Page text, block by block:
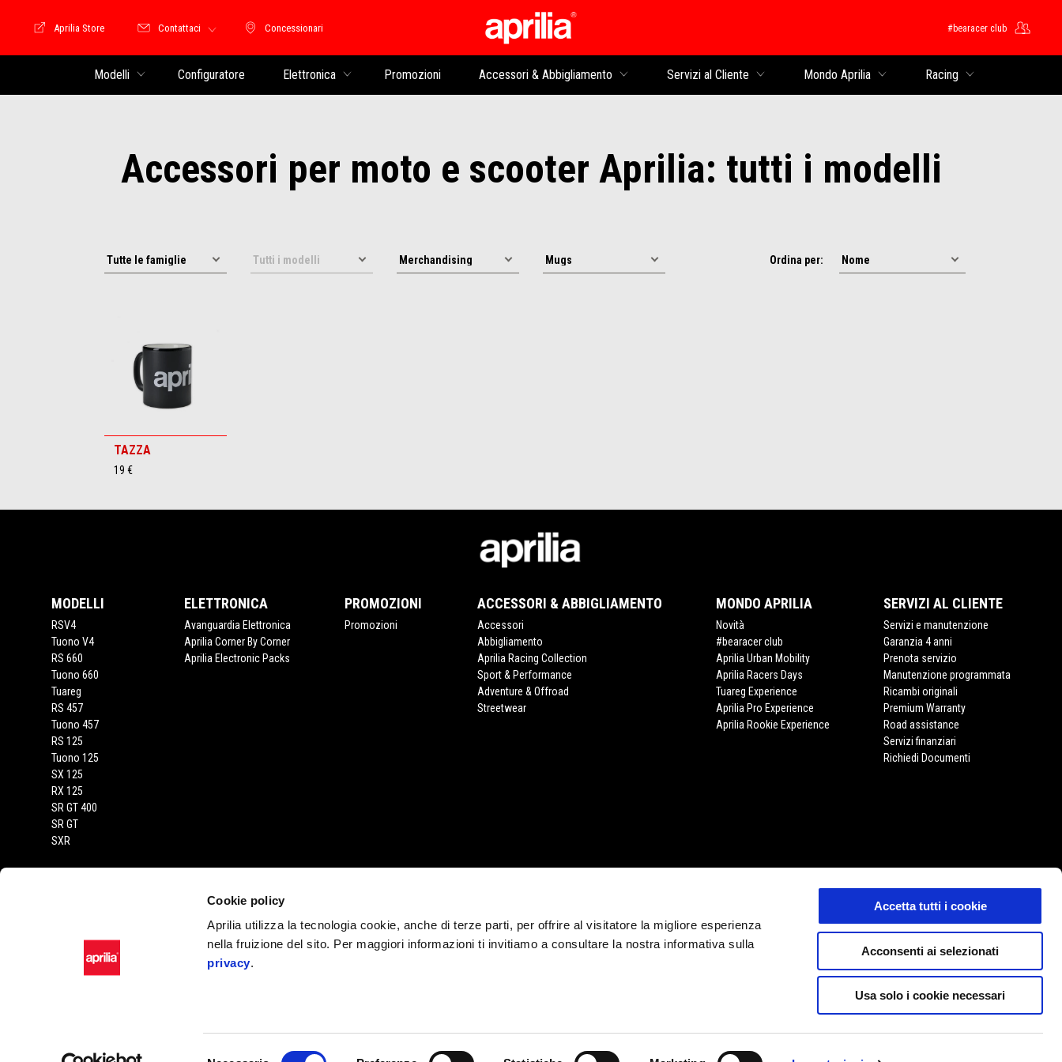
Cookie policy
Aprilia utilizza la tecnologia cookie, anche di terze parti, per offrire al visitatore la migliore esperienza
nella fruizione del sito. Per maggiori informazioni ti invitiamo a consultare la nostra informativa sulla
privacy.
Accetta tutti i cookie
Acconsenti ai selezionati
Usa solo i cookie necessari
Concessionari
Concessionari
Moto Guzzi Store
Aprilia Store Contattaci #bearacer club
Modelli Configuratore Elettronica Promozioni Accessori & Abbigliamento Servizi al Cliente Mondo Aprilia Racing
Accessori per moto e scooter Aprilia: tutti i modelli
Ordina per:
TAZZA
19 €
MODELLI
RSV4
Tuono V4
RS 660
Tuono 660
Tuareg
RS 457
Tuono 457
RS 125
Tuono 125
SX 125
RX 125
SR GT 400
SR GT
SXR
ELETTRONICA
Avanguardia Elettronica
Aprilia Corner By Corner
Aprilia Electronic Packs
PROMOZIONI
Promozioni
ACCESSORI & ABBIGLIAMENTO
Accessori
Abbigliamento
Aprilia Racing Collection
Sport & Performance
Adventure & Offroad
Streetwear
MONDO APRILIA
Novità
#bearacer club
Aprilia Urban Mobility
Aprilia Racers Days
Tuareg Experience
Aprilia Pro Experience
Aprilia Rookie Experience
SERVIZI AL CLIENTE
Servizi e manutenzione
Garanzia 4 anni
Prenota servizio
Manutenzione programmata
Ricambi originali
Premium Warranty
Road assistance
Servizi finanziari
Richiedi Documenti
CONTATTI
Dove siamo
Servizio clienti
Campagne di richiamo
Piaggio Group
Accessibilità
APRILIA STORE